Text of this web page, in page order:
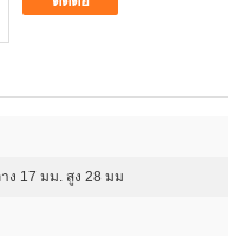
ง 17 มม. สูง 28 มม